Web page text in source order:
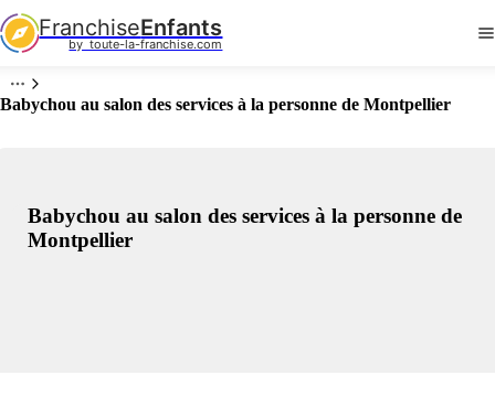
FranchiseEnfants
by  toute-la-franchise.com
Babychou au salon des services à la personne de Montpellier
Babychou au salon des services à la personne de
Montpellier